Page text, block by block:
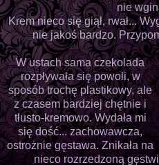
nie
Krem nieco się giął, rwał...
nie jakoś bardzo.
W ustach sama czekolada
rozpływała się powoli, w
sposób trochę plastikowy, ale
z czasem bardziej chętnie i
tłusto-kremowo. Wydała mi
się dość... zachowawcza,
ostrożnie gęstawa. Znikała na
nieco rozrzedzoną